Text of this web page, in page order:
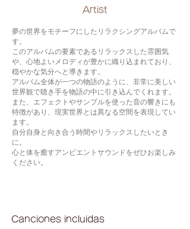
​Artist
夢の世界をモチーフにしたリラクシングアルバムで
す。
このアルバムの要素であるリラックスした雰囲気
や、心地よいメロディが豊かに織り込まれており、
穏やかな気分へと導きます。
アルバム全体が一つの物語のように、非常に美しい
世界観で聴き手を物語の中に引き込んでくれます。
また、エフェクトやサンプルを使った音の響きにも
特徴があり、現実世界とは異なる空間を表現してい
ます。
自分自身と向き合う時間やリラックスしたいとき
に。
心と体を癒すアンビエントサウンドをぜひお楽しみ
ください。
Canciones incluidas